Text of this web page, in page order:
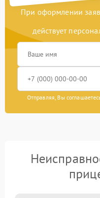
При оформлении
действует
Отправляя, Вы